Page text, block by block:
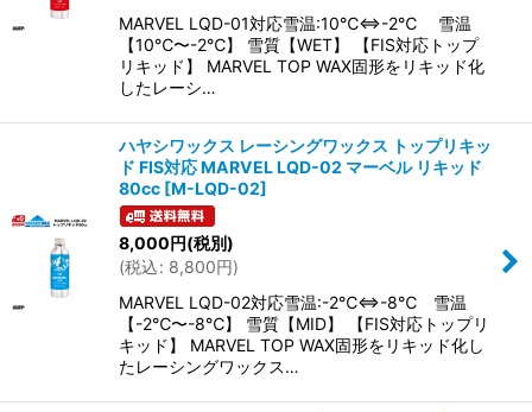
MARVEL LQD-01対応雪温:10℃⇔-2℃ 雪温
【10℃〜-2℃】 雪質【WET】 【FIS対応トップ
リキッド】 MARVEL TOP WAX固形をリキッド化
したレーシ…
ハヤシワックス レーシングワックス トップリキッ
ド FIS対応 MARVEL LQD-02 マーベル リキッド
80cc [M-LQD-02]
8,000円(税別)
(税込: 8,800円)
MARVEL LQD-02対応雪温:-2℃⇔-8℃ 雪温
【-2℃〜-8℃】 雪質【MID】 【FIS対応トップリ
キッド】 MARVEL TOP WAX固形をリキッド化し
たレーシングワックス…